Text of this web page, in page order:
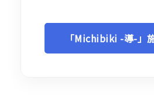
「Michibiki -導-」